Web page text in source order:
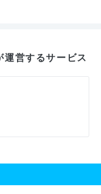
営するサービス